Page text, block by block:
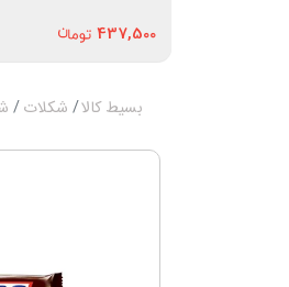
437,500
بسیط کالا شکلات